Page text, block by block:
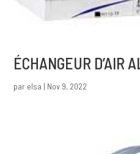
ÉCHANGEUR D’AIR
par elsa | Nov 9, 2022